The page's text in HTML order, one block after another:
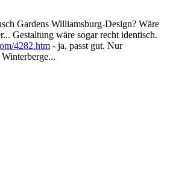
Gardens Williamsburg-Design? Wäre
Gestaltung wäre sogar recht identisch.
4282.htm - ja, passt gut. Nur